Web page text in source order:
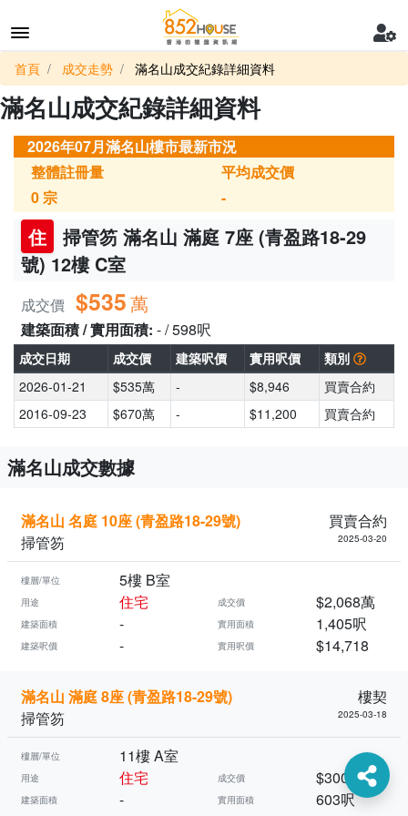
首頁 成交走勢 滿名山成交紀錄詳細資料
滿名山成交紀錄詳細資料
2026年07月滿名山樓市最新市況
整體註冊量
0宗
平均成交價
-
住
掃管笏 滿名山 滿庭 7座 (青盈路18-29
號) 12樓 C室
成交價 $535萬
建築面積 / 實用面積: - / 598呎
成交日期 成交價 建築呎價 實用呎價
類別
2026-01-21
$535萬 - $8,946
買賣合約
2016-09-23
$670萬 - $11,200 買賣合約
滿名山成交數據
滿名山 名庭 10座 (青盈路18-29號)
買賣合約
掃管笏
2025-03-20
樓層/單位 5樓 B室
用途 住宅 成交價 $2,068萬
建築面積 - 實用面積 1,405呎
建築呎價 - 實用呎價 $14,718
滿名山 滿庭 8座 (青盈路18-29號)
樓契
掃管笏
2025-03-18
樓層/單位 11樓 A室
用途 住宅 成交價 $300萬
建築面積 - 實用面積 603呎